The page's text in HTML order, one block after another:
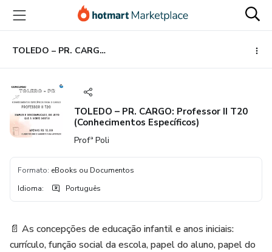
para
conteúdo
principal
para
pagamento
para
rodapé
TOLEDO – PR. CARGO: Professor II T20 (Conhecimentos Específicos)
TOLEDO – PR. CARGO: Professor II T20
(Conhecimentos Específicos)
Profª Poli
Formato: eBooks ou Documentos
Idioma: Português
📄 As concepções de educação infantil e anos iniciais:
currículo, função social da escola, papel do aluno, papel do